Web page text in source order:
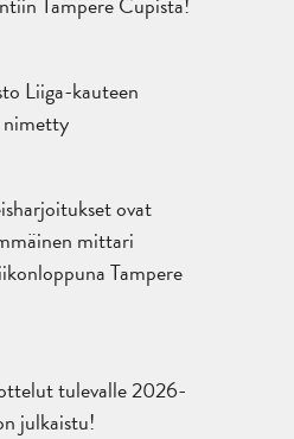
Liiga-kauteen
ovat
mittari
Tampere
tulevalle 2026-
julkaistu!